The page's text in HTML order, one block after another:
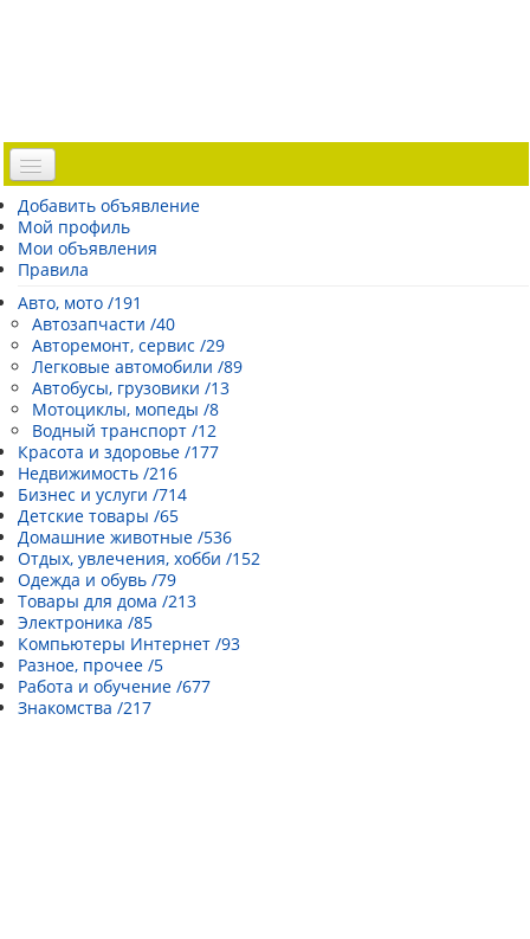
Доска объявлений
Погода Эстонии
Открытки
Каталог сайтов
| Регистрация |
Добавить объявление
Мой профиль
Мои объявления
Правила
Авто, мото /191
Автозапчасти /40
Авторемонт, сервис /29
Легковые автомобили /89
Автобусы, грузовики /13
Мотоциклы, мопеды /8
Водный транспорт /12
Красота и здоровье /177
Недвижимость /216
Бизнес и услуги /714
Детские товары /65
Домашние животные /536
Отдых, увлечения, хобби /152
Одежда и обувь /79
Товары для дома /213
Электроника /85
Компьютеры Интернет /93
Разное, прочее /5
Работа и обучение /677
Знакомства /217